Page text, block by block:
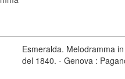
Esmeralda. Melodramma
del 1840. - Genova :